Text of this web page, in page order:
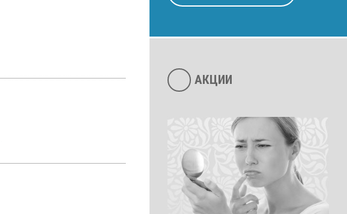
АКЦИИ